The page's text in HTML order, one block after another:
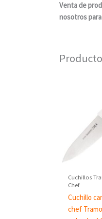
Venta de
nosotros
Cuchillos
Chef
Cuchillo
chef